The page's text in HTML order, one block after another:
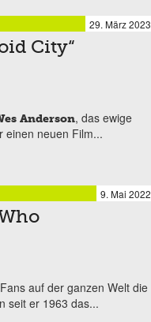
29. März 2023
City“
Anderson, das ewige
einen neuen Film...
9. Mai 2022
auf der ganzen Welt die
seit er 1963 das...